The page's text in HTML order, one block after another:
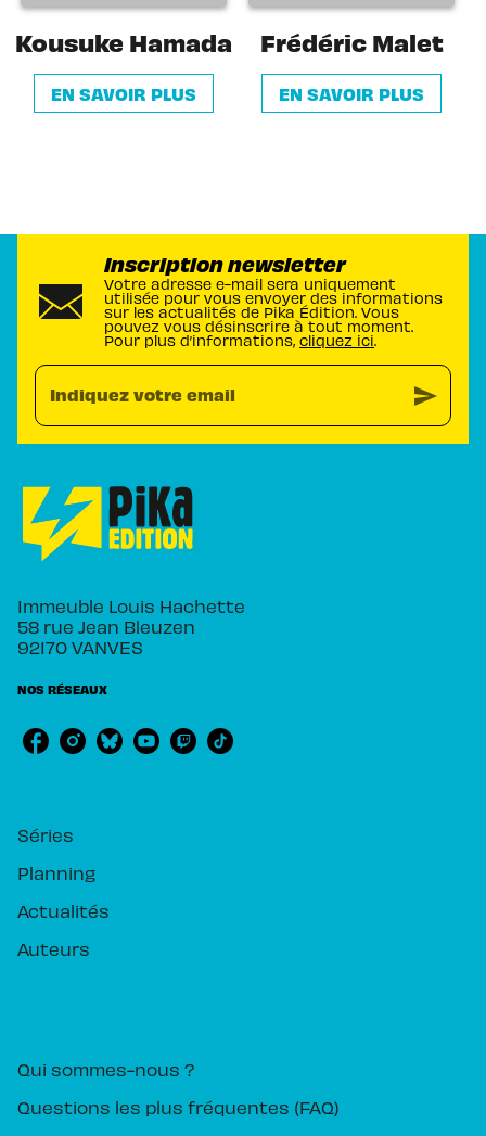
Kousuke Hamada
EN SAVOIR PLUS
Frédéric Malet
EN SAVOIR PLUS
Inscription newsletter
Votre adresse e-mail sera uniquement
utilisée pour vous envoyer des informations
sur les actualités de Pika Édition. Vous
pouvez vous désinscrire à tout moment.
Pour plus d’informations, cliquez ici.
Indiquez votre email send
Immeuble Louis Hachette
58 rue Jean Bleuzen
92170 VANVES
NOS RÉSEAUX
Séries
Planning
Actualités
Auteurs
Qui sommes-nous ?
Questions les plus fréquentes (FAQ)